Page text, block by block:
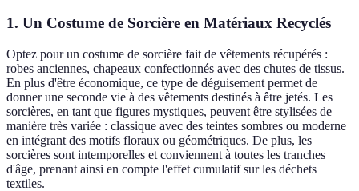
1. Un Costume de Sorcière en Matériaux Recyclés
Optez pour un costume de sorcière fait de vêtements récupérés :
robes anciennes, chapeaux confectionnés avec des chutes de tissus.
En plus d'être économique, ce type de déguisement permet de
donner une seconde vie à des vêtements destinés à être jetés. Les
sorcières, en tant que figures mystiques, peuvent être stylisées de
manière très variée : classique avec des teintes sombres ou moderne
en intégrant des motifs floraux ou géométriques. De plus, les
sorcières sont intemporelles et conviennent à toutes les tranches
d'âge, prenant ainsi en compte l'effet cumulatif sur les déchets
textiles.